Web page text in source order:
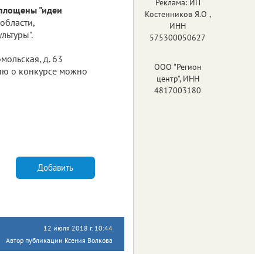
"идеи
д. 63
о конкурсе можно
Добавить
12 июля 2018 г. 10:44
Автор публикации Ксения Волкова
Костенников Я.О ,
ИНН
575300050627
ООО "Регион
центр", ИНН
4817003180